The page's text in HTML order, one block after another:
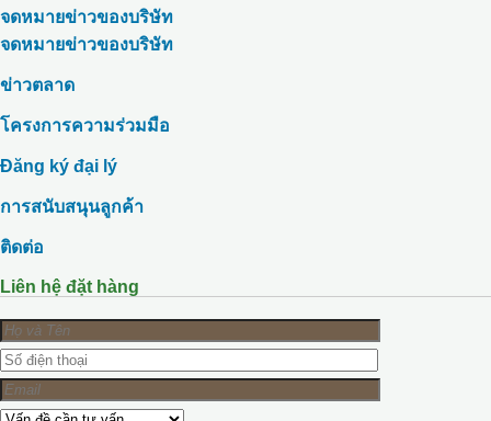
จดหมายข่าวของบริษัท
จดหมายข่าวของบริษัท
ข่าวตลาด
โครงการความร่วมมือ
Đăng ký đại lý
การสนับสนุนลูกค้า
ติดต่อ
Liên hệ đặt hàng